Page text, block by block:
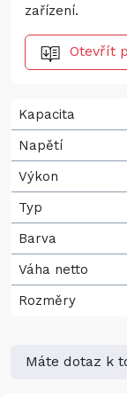
zařízení.
Otevřít
Kapacita
Napětí
Výkon
Typ
Barva
Váha netto
Rozměry
Máte dotaz k